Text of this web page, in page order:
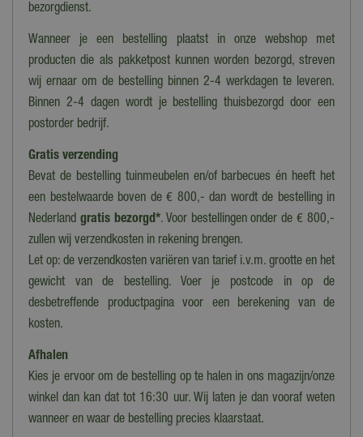
Hoofdmateriaal onderstel
Materiaal
Polywood, Wicker
Lengte/diameter (cm)
180 cm
Lengte
180 cm
Breedte
107 cm
Hoogte
74 cm
bezorgdienst.
Wanneer je een bestelling plaatst in onze webshop met
producten die als pakketpost kunnen worden bezorgd, streven
wij ernaar om de bestelling binnen 2-4 werkdagen te leveren.
Binnen 2-4 dagen wordt je bestelling thuisbezorgd door een
postorder bedrijf.
Gratis verzending
Bevat de bestelling tuinmeubelen en/of barbecues én heeft het
een bestelwaarde boven de € 800,- dan wordt de bestelling in
Nederland gratis bezorgd*. Voor bestellingen onder de € 800,-
zullen wij verzendkosten in rekening brengen.
Let op: de verzendkosten variëren van tarief i.v.m. grootte en het
gewicht van de bestelling. Voer je postcode in op de
desbetreffende productpagina voor een berekening van de
kosten.
Afhalen
Kies je ervoor om de bestelling op te halen in ons magazijn/onze
winkel dan kan dat tot 16:30 uur. Wij laten je dan vooraf weten
wanneer en waar de bestelling precies klaarstaat.